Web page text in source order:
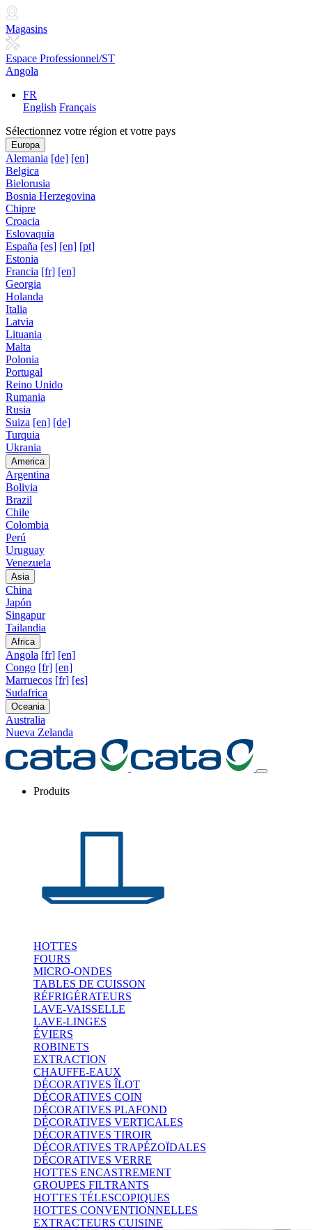
Magasins
Espace Professionnel/ST
Angola
FR
English Français
Sélectionnez votre région et votre pays
Europa
Alemania [de] [en]
Belgica
Bielorusia
Bosnia Herzegovina
Chipre
Croacia
Eslovaquia
España [es] [en] [pt]
Estonia
Francia [fr] [en]
Georgia
Holanda
Italia
Latvia
Lituania
Malta
Polonia
Portugal
Reino Unido
Rumania
Rusia
Suiza [en] [de]
Turquia
Ukrania
America
Argentina
Bolivia
Brazil
Chile
Colombia
Perú
Uruguay
Venezuela
Asia
China
Japón
Singapur
Tailandia
Africa
Angola [fr] [en]
Congo [fr] [en]
Marruecos [fr] [es]
Sudafrica
Oceania
Australia
Nueva Zelanda
Produits
HOTTES
FOURS
MICRO-ONDES
TABLES DE CUISSON
RÉFRIGÉRATEURS
LAVE-VAISSELLE
LAVE-LINGES
ÉVIERS
ROBINETS
EXTRACTION
CHAUFFE-EAUX
DÉCORATIVES ÎLOT
DÉCORATIVES COIN
DÉCORATIVES PLAFOND
DÉCORATIVES VERTICALES
DÉCORATIVES TIROIR
DÉCORATIVES TRAPÉZOÏDALES
DÉCORATIVES VERRE
HOTTES ENCASTREMENT
GROUPES FILTRANTS
HOTTES TÉLESCOPIQUES
HOTTES CONVENTIONNELLES
EXTRACTEURS CUISINE